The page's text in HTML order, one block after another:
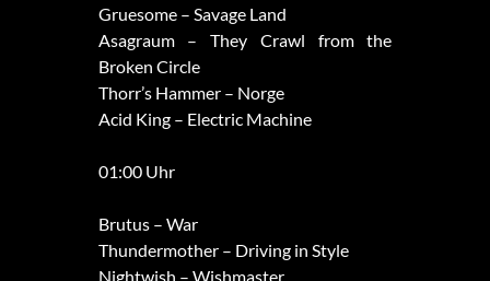
Gruesome – Savage Land
Asagraum – They Crawl from the
Broken Circle
Thorr’s Hammer – Norge
Acid King – Electric Machine
01:00 Uhr
Brutus – War
Thundermother – Driving in Style
Nightwish – Wishmaster